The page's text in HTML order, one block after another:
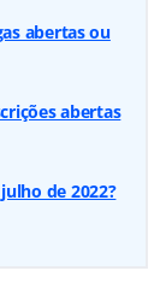
abertas ou
abertas
de 2022?